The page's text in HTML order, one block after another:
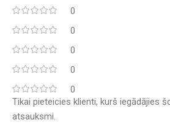
0
0
0
0
0
Tikai pieteicies klienti, kurš iegādājies
atsauksmi.